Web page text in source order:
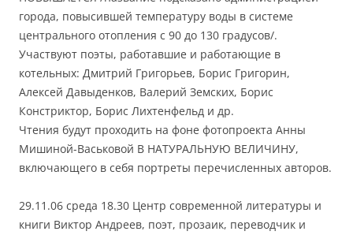
города, повысившей температуру воды в системе
центрального отопления с 90 до 130 градусов/.
Участвуют поэты, работавшие и работающие в
котельных: Дмитрий Григорьев, Борис Григорин,
Алексей Давыденков, Валерий Земских, Борис
Констриктор, Борис Лихтенфельд и др.
Чтения будут проходить на фоне фотопроекта Анны
Мишиной-Васьковой В НАТУРАЛЬНУЮ ВЕЛИЧИНУ,
включающего в себя портреты перечисленных авторов.
29.11.06 среда 18.30 Центр современной литературы и
книги Виктор Андреев, поэт, прозаик, переводчик и